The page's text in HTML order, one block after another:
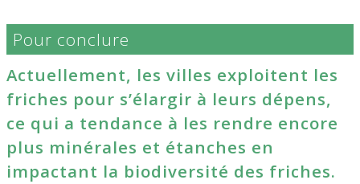
Pour conclure
Actuellement, les villes exploitent les
friches pour s’élargir à leurs dépens,
ce qui a tendance à les rendre encore
plus minérales et étanches en
impactant la biodiversité des friches.